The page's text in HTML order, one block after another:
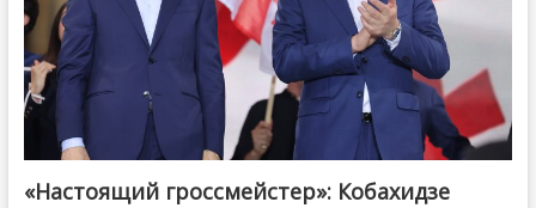
@ქართული ოცნება / Georgian Dream
«Настоящий гроссмейстер»: Кобахидзе